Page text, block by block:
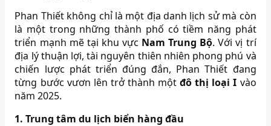
Phan Thiết không chỉ là một địa danh lịch sử mà còn
là một trong những thành phố có tiềm năng phát
triển mạnh mẽ tại khu vực Nam Trung Bộ. Với vị trí
địa lý thuận lợi, tài nguyên thiên nhiên phong phú và
chiến lược phát triển đúng đắn, Phan Thiết đang
từng bước vươn lên trở thành mộtđô thị loại I vào
năm 2025.
1. Trung tâm du lịch biển hàng đầu